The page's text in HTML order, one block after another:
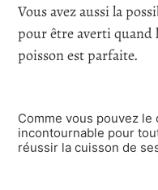
Vous avez aussi la
pour être averti quand
poisson est parfaite.
Comme vous pouvez
incontournable pour
réussir la cuisson de